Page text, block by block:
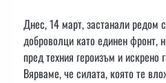
Днес, 14 март, застанали редом
доброволци като единен фронт,
пред техния героизъм и искрено
Вярваме, че силата, която те